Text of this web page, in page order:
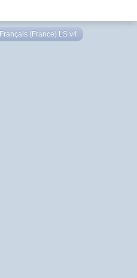
Français (France) LS v4